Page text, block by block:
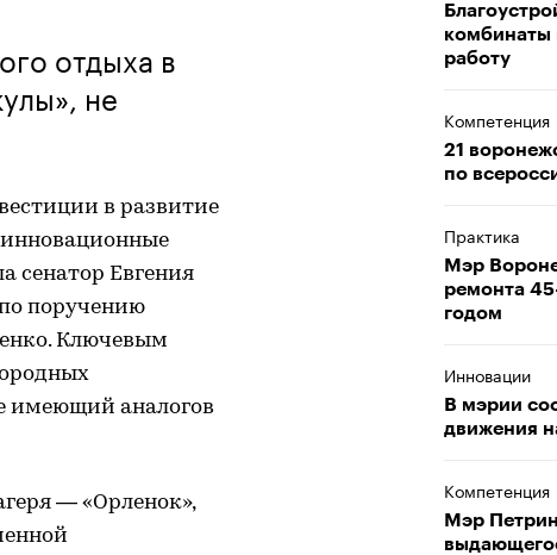
отдыха в
не
в развитие
инновационные
сенатор Евгения
поручению
Ключевым
имеющий аналогов
— «Орленок»,
комбинаты
работу
Компетенция
21
по
Практика
Мэр
ремонта
годом
Инновации
В мэрии
движения
Компетенция
Мэр